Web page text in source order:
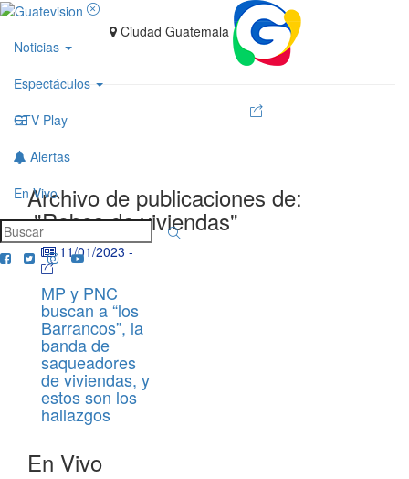
Noticias
Espectáculos
GTV Play
Alertas
En Vivo
Ciudad Guatemala
Archivo de publicaciones de:
"Robos de viviendas"
11/01/2023 -
MP y PNC
buscan a “los
Barrancos”, la
banda de
saqueadores
de viviendas, y
estos son los
hallazgos
En Vivo